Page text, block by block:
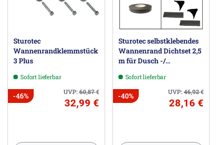
Sturotec
Wannenrandklemmstück
3 Plus
Sofort lieferbar
UVP:60,87€
-46%
32,99 €
Sturotec selbstklebendes
Wannenrand Dichtset 2,5
m für Dusch -/
Sofort lieferbar
UVP:46,92€
-40%
28,16 €